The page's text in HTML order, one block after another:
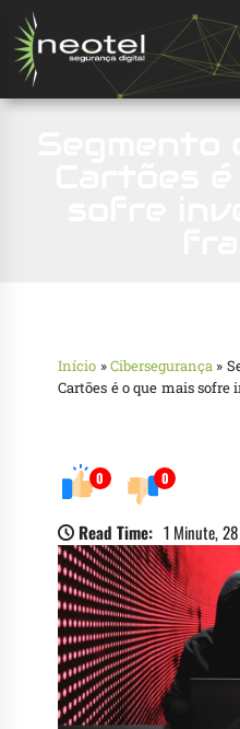
Início »Cibersegurança »
Cartões é o que mais
0 0
Read Time: 1 Minute, 28